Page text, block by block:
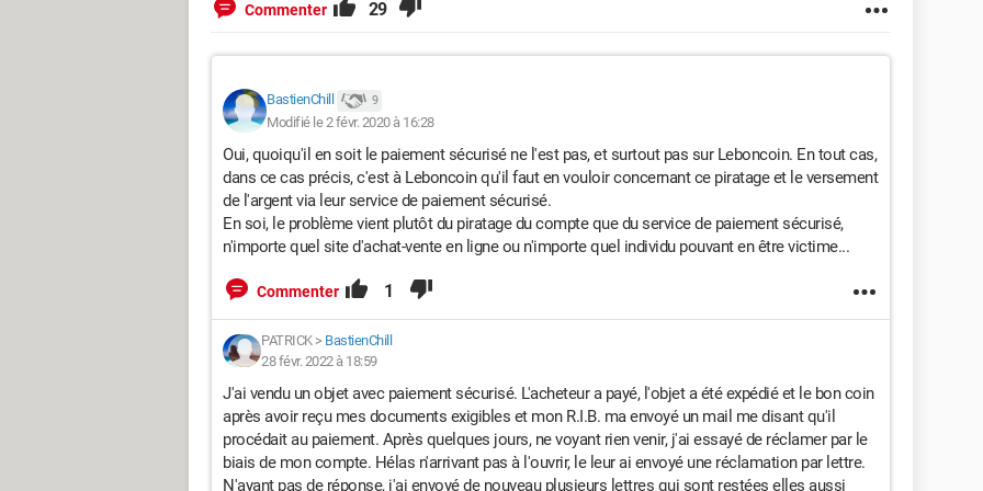
Leboncoin me prélève la somme prix de l'objet + sécurité Leboncoin.
réception du colis ou pour signaler qu'il y avait un problème et qu'au bout de 14 jours sans
réponse de l'acheteur, l'argent serait versé de Leboncoin au vendeur.
J+3 / Mercredi
La suite de la conversation se déroule par SMS.
Le vendeur m'envoie une capture d'écran de téléphone du site colissimo Laposte attestant du
dépôt : "Date / Votre colis a été déposé dans un point de..."
Sur le coup, il y a un problème car l'envoi n'est pas en Mondial Relay. Je lui dis que ça photo ne
m'apporte aucune information et que je souhaite qu'il me donne le numéro de suivi du colis.
À ce moment là je ne peux rien annuler. En fait, depuis la validation du paiement, je ne peux
rien faire, mis à part attendre le colis.
je lui ai indiqué, et non par colissimo, car le colis sera refusé à l'adresse du point relais, ne
s'agissant pas d'une adresse à laquelle je suis domicilié.
Il m'appelle dans l'après-midi et me dit que c'est son collègue qui lui transmets les captures
d'écran au compte goutte car c'est lui qui reçoit les informations de suivi. Je lui demande de
Commenter 29
BastienChill 9
Modifié le 2 févr. 2020 à 16:28
Oui, quoiqu'il en soit le paiement sécurisé ne l'est pas, et surtout pas sur Leboncoin. En tout cas,
dans ce cas précis, c'est à Leboncoin qu'il faut en vouloir concernant ce piratage et le versement
de l'argent via leur service de paiement sécurisé.
En soi, le problème vient plutôt du piratage du compte que du service de paiement sécurisé,
n'importe quel site d'achat-vente en ligne ou n'importe quel individu pouvant en être victime...
Commenter 1
PATRICK> BastienChill
28 févr. 2022 à 18:59
J'ai vendu un objet avec paiement sécurisé. L'acheteur a payé, l'objet a été expédié et le bon coin
après avoir reçu mes documents exigibles et mon R.I.B. ma envoyé un mail me disant qu'il
procédait au paiement. Après quelques jours, ne voyant rien venir, j'ai essayé de réclamer par le
biais de mon compte. Hélas n'arrivant pas à l'ouvrir, le leur ai envoyé une réclamation par lettre.
N'ayant pas de réponse, j'ai envoyé de nouveau plusieurs lettres qui sont restées elles aussi